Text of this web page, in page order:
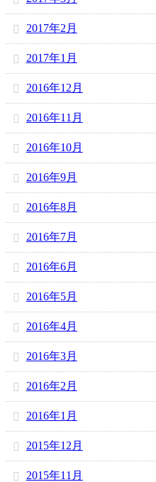
2017年2月
2017年1月
2016年12月
2016年11月
2016年10月
2016年9月
2016年8月
2016年7月
2016年6月
2016年5月
2016年4月
2016年3月
2016年2月
2016年1月
2015年12月
2015年11月